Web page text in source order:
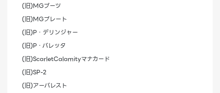
(旧)MGブーツ
(旧)MGプレート
(旧)P・デリンジャー
(旧)P・バレッタ
(旧)ScarletCalamityマナカード
(旧)SP-2
(旧)アーバレスト